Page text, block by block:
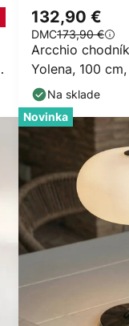
Arcchio
Yolena, 100
132,90 €
DMC173,90 €
Na sklade
Novinka